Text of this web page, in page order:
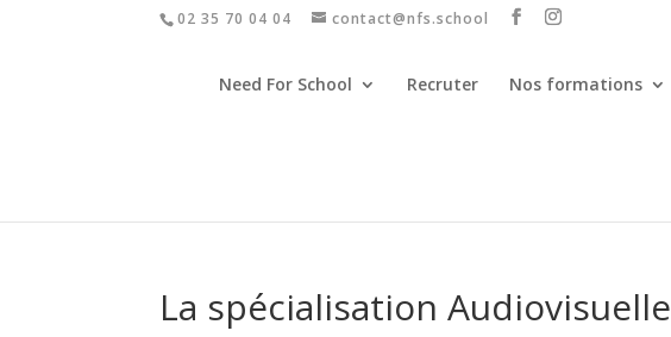
02 35 70 04 04 contact@nfs.school
Need For School Recruter Nos formations
La spécialisation Audiovisuelle